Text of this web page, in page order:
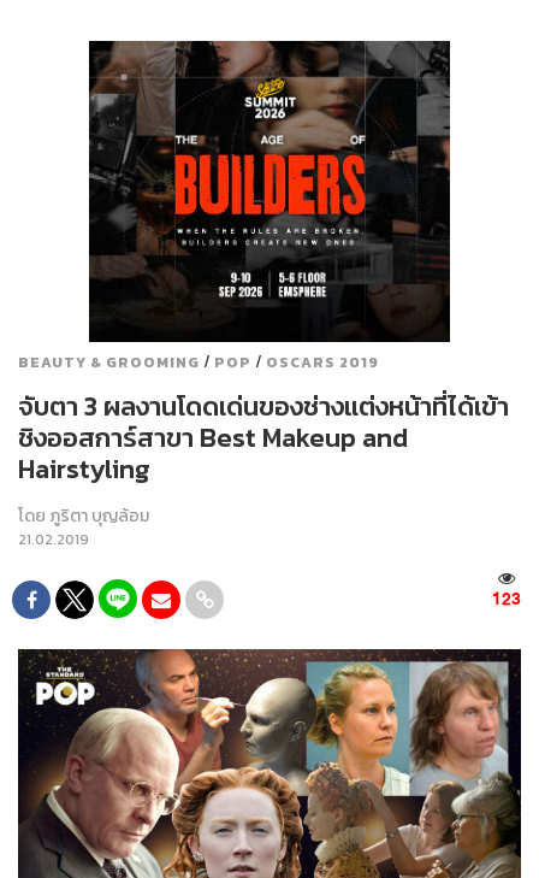
BEAUTY & GROOMING / POP / OSCARS 2019
จับตา 3 ผลงานโดดเด่นของช่างแต่งหน้าที่ได้เข้า
ชิงออสการ์สาขา Best Makeup and
Hairstyling
โดย ภูริตา บุญล้อม
21.02.2019
123